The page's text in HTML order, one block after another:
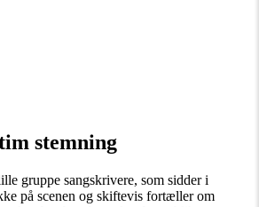
stemning
gruppe sangskrivere, som sidder i
på scenen og skiftevis fortæller om